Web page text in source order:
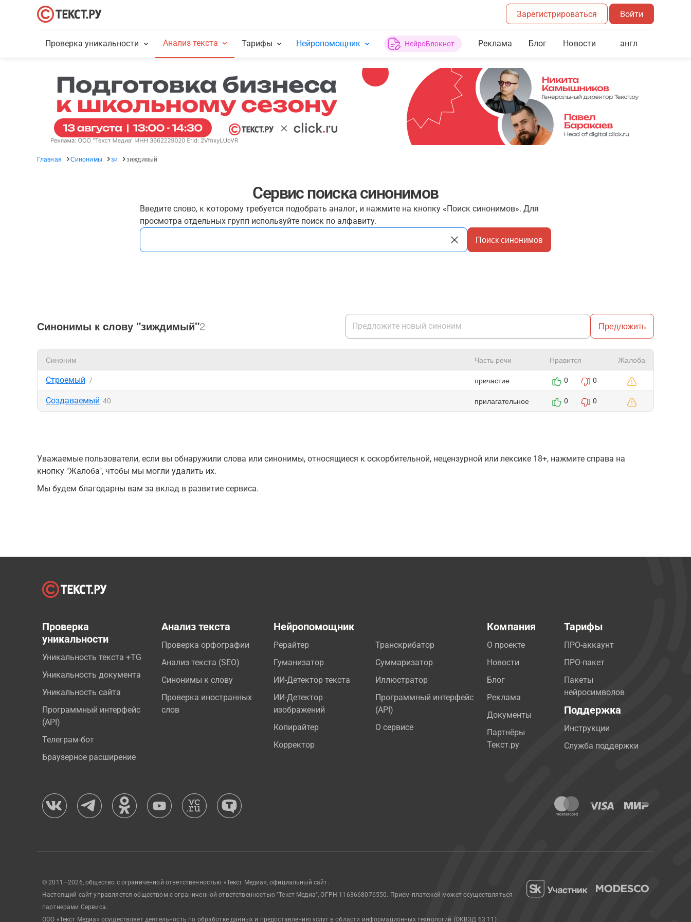
Зарегистрироваться Войти
Проверка уникальности Анализ текста Тарифы Нейропомощник НейроБлокнот Реклама Блог Новости англ
Главная Синонимы зи зиждимый
Сервис поиска синонимов
Введите слово, к которому требуется подобрать аналог, и нажмите на кнопку «Поиск синонимов». Для
просмотра отдельных групп используйте поиск по алфавиту.
Поиск синонимов
Синонимы к слову "зиждимый"2 Предложить
Синоним Часть речи Нравится Жалоба
Строемый 7 причастие 0 0
Создаваемый 40 прилагательное 0 0
Уважаемые пользователи, если вы обнаружили слова или синонимы, относящиеся к оскорбительной, нецензурной или лексике 18+, нажмите справа на
кнопку "Жалоба", чтобы мы могли удалить их.
Мы будем благодарны вам за вклад в развитие сервиса.
Проверка
уникальности
Уникальность текста +TG
Уникальность документа
Уникальность сайта
Программный интерфейс
(API)
Телеграм-бот
Браузерное расширение
Анализ текста
Проверка орфографии
Анализ текста (SEO)
Синонимы к слову
Проверка иностранных
слов
Нейропомощник
Рерайтер
Гуманизатор
ИИ-Детектор текста
ИИ-Детектор
изображений
Копирайтер
Корректор
Транскрибатор
Суммаризатор
Иллюстратор
Программный интерфейс
(API)
О сервисе
Компания
О проекте
Новости
Блог
Реклама
Документы
Партнёры
Текст.ру
Тарифы
ПРО-аккаунт
ПРО-пакет
Пакеты
нейросимволов
Поддержка
Инструкции
Служба поддержки
© 2011—2026, общество с ограниченной ответственностью «Текст Медиа», официальный сайт.
Настоящий сайт управляется обществом с ограниченной ответственностью "Текст Медиа", ОГРН 1163668076550. Прием платежей может осуществляться
партнерами Сервиса.
ООО «Текст Медиа» осуществляет деятельность по обработке данных и предоставлению услуг в области информационных технологий (ОКВЭД 63.11)